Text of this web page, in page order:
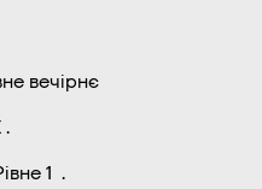
вечірнє
1 .